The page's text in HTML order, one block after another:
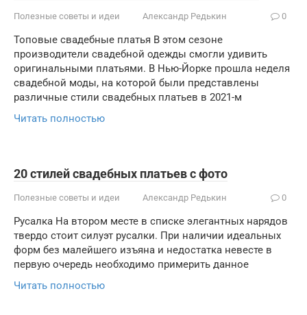
Полезные советы и идеи Александр Редькин 0
Топовые свадебные платья В этом сезоне
производители свадебной одежды смогли удивить
оригинальными платьями. В Нью-Йорке прошла неделя
свадебной моды, на которой были представлены
различные стили свадебных платьев в 2021-м
Читать полностью
20 стилей свадебных платьев с фото
Полезные советы и идеи Александр Редькин 0
Русалка На втором месте в списке элегантных нарядов
твердо стоит силуэт русалки. При наличии идеальных
форм без малейшего изъяна и недостатка невесте в
первую очередь необходимо примерить данное
Читать полностью